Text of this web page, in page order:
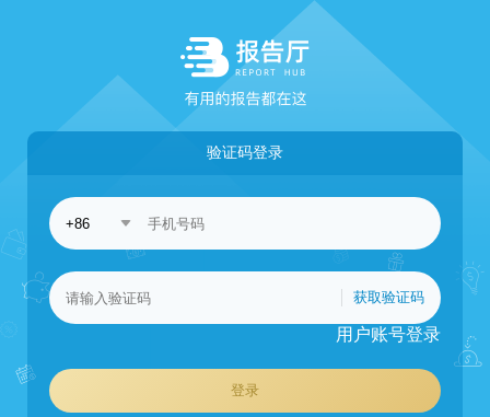
验证码登录
获取验证码
用户账号登录
登录